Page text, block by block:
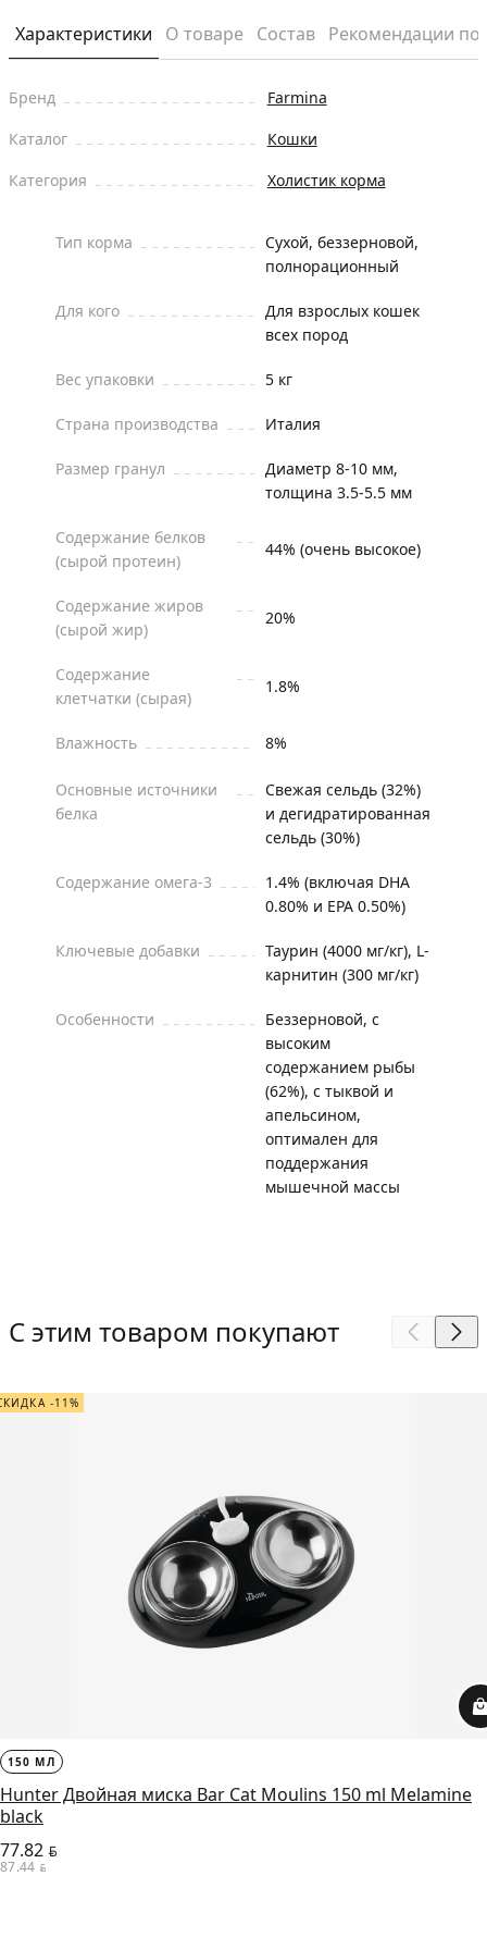
Характеристики О товаре Состав Рекомендации
Бренд
Farmina
Каталог
Кошки
Категория
Холистик корма
Тип корма
Сухой, беззерновой,
полнорационный
Для кого
Для взрослых кошек
всех пород
Вес упаковки 5 кг
Страна производства Италия
Размер гранул
Диаметр 8-10 мм,
толщина 3.5-5.5 мм
Содержание белков
(сырой протеин)
44% (очень высокое)
Содержание жиров
(сырой жир)
20%
Содержание
клетчатки (сырая)
1.8%
Влажность 8%
Основные источники
белка
Свежая сельдь (32%)
и дегидратированная
сельдь (30%)
Содержание омега-3
1.4% (включая DHA
0.80% и EPA 0.50%)
Ключевые добавки
Таурин (4000 мг/кг), L-
карнитин (300 мг/кг)
Особенности
Беззерновой, с
высоким
содержанием рыбы
(62%), с тыквой и
апельсином,
оптимален для
поддержания
мышечной массы
С этим товаром покупают
-11%
150 МЛ
Hunter Двойная миска Bar Cat Moulins 150 ml Melamine
black
77.82 BYN
87.44 BYN